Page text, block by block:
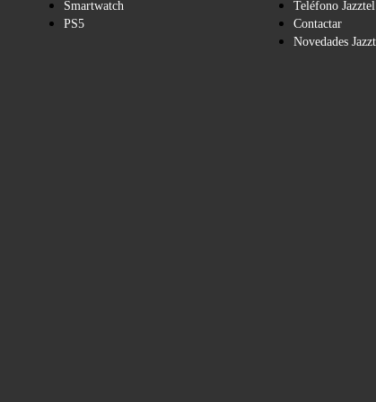
Smartwatch
PS5
Teléfono Jazztel
Contactar
Novedades